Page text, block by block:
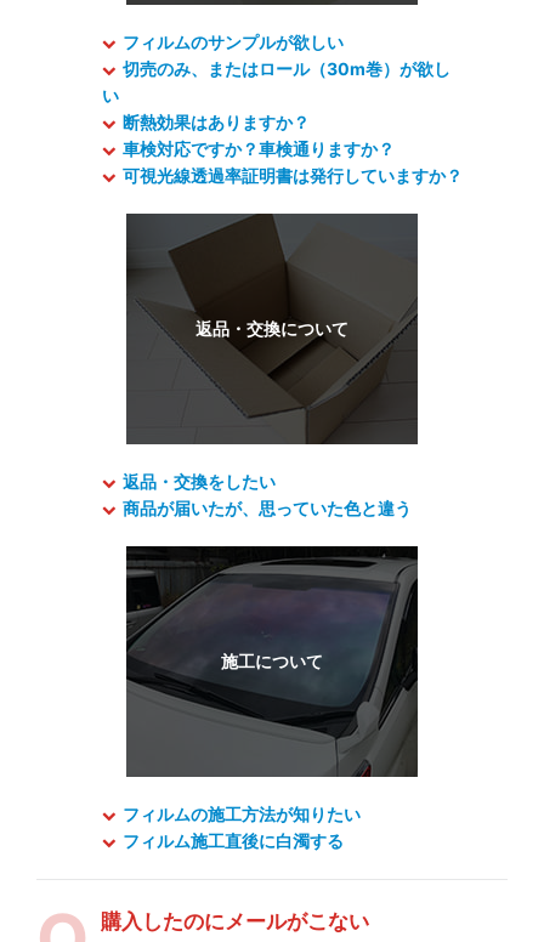
フィルムのサンプルが欲しい
切売のみ、またはロール（30m巻）が欲し
い
断熱効果はありますか？
車検対応ですか？車検通りますか？
可視光線透過率証明書は発行していますか？
返品・交換をしたい
商品が届いたが、思っていた色と違う
フィルムの施工方法が知りたい
フィルム施工直後に白濁する
購入したのにメールがこない